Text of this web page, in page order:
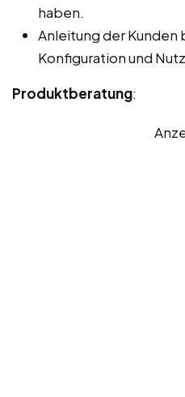
haben.
Anleitung der Kunden
Konfiguration und
Produktberatung: